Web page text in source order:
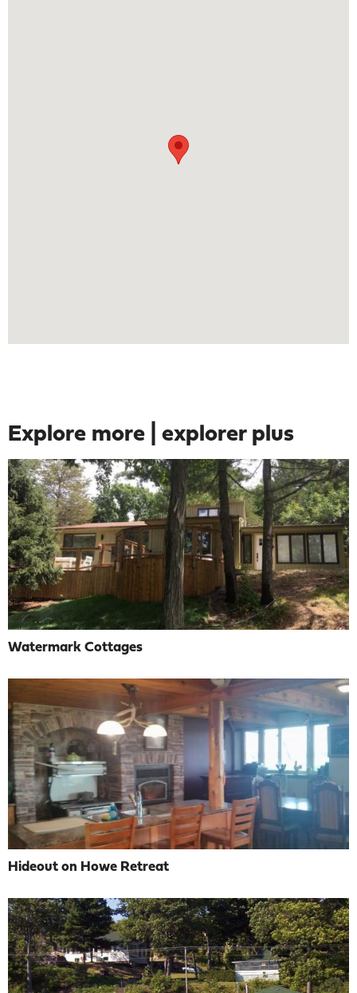
Explore more | explorer plus
Watermark Cottages
Hideout on Howe Retreat